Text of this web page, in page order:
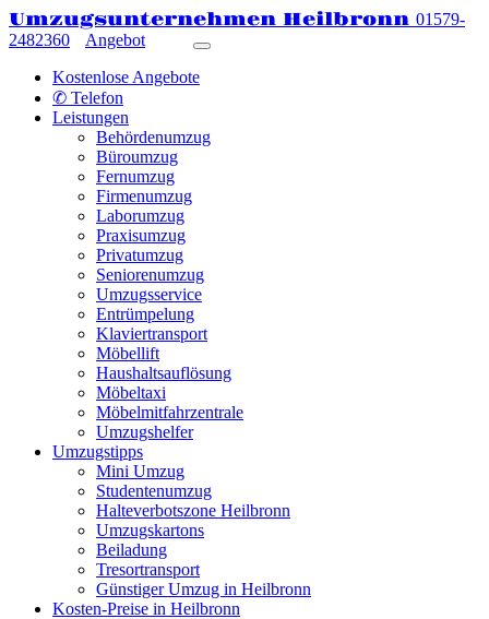
Umzugsunternehmen Heilbronn 01579-
2482360
Angebot
Kostenlose Angebote
✆ Telefon
Leistungen
Behördenumzug
Büroumzug
Fernumzug
Firmenumzug
Laborumzug
Praxisumzug
Privatumzug
Seniorenumzug
Umzugsservice
Entrümpelung
Klaviertransport
Möbellift
Haushaltsauflösung
Möbeltaxi
Möbelmitfahrzentrale
Umzugshelfer
Umzugstipps
Mini Umzug
Studentenumzug
Halteverbotszone Heilbronn
Umzugskartons
Beiladung
Tresortransport
Günstiger Umzug in Heilbronn
Kosten-Preise in Heilbronn